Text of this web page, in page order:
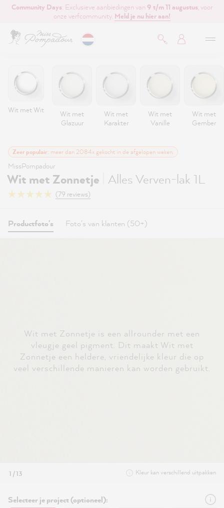
hoofdinhoud
Community Days: Exclusieve aanbiedingen van 9 t/m 11 augustus , voor
onze verfcommunity. Meld je nu hier aan!
Wit met Wit
Wit met
Glazuur
Wit met
Karakter
Wit met
Vanille
Wit met
Gember
Zeer populair: meer dan 2084x gekocht in de afgelopen weken.
MissPompadour
Wit met Zonnetje Alles Verven-lak 1L
(79 reviews)
Productfoto's Foto's van klanten (50+)
Wit met Zonnetje is een allrounder met een
vleugje geel pigment. Dit maakt Wit met
Zonnetje een heldere, vriendelijke kleur die op
veel verschillende manieren kan worden gebruikt.
1 / 13 Kleur kan verschillend uitpakken
Selecteer je project (optioneel):